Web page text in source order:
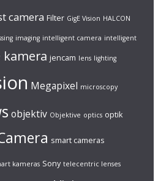
camera Filter GigE Vision HALCON
imaging intelligent camera intelligent
jencam lens lighting
Megapixel microscopy
objektiv Objektive optics optik
smart cameras
kameras Sony telecentric lenses